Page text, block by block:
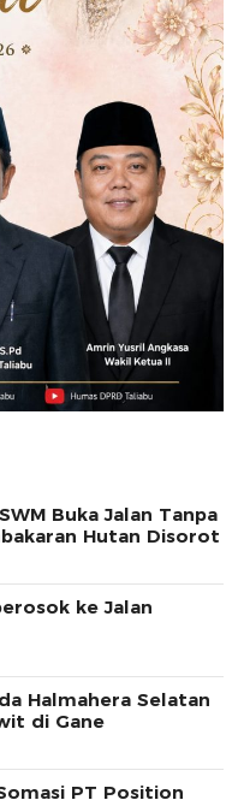
Buka Jalan Tanpa
Hutan Disorot
ke Jalan
Halmahera Selatan
di Gane
PT Position